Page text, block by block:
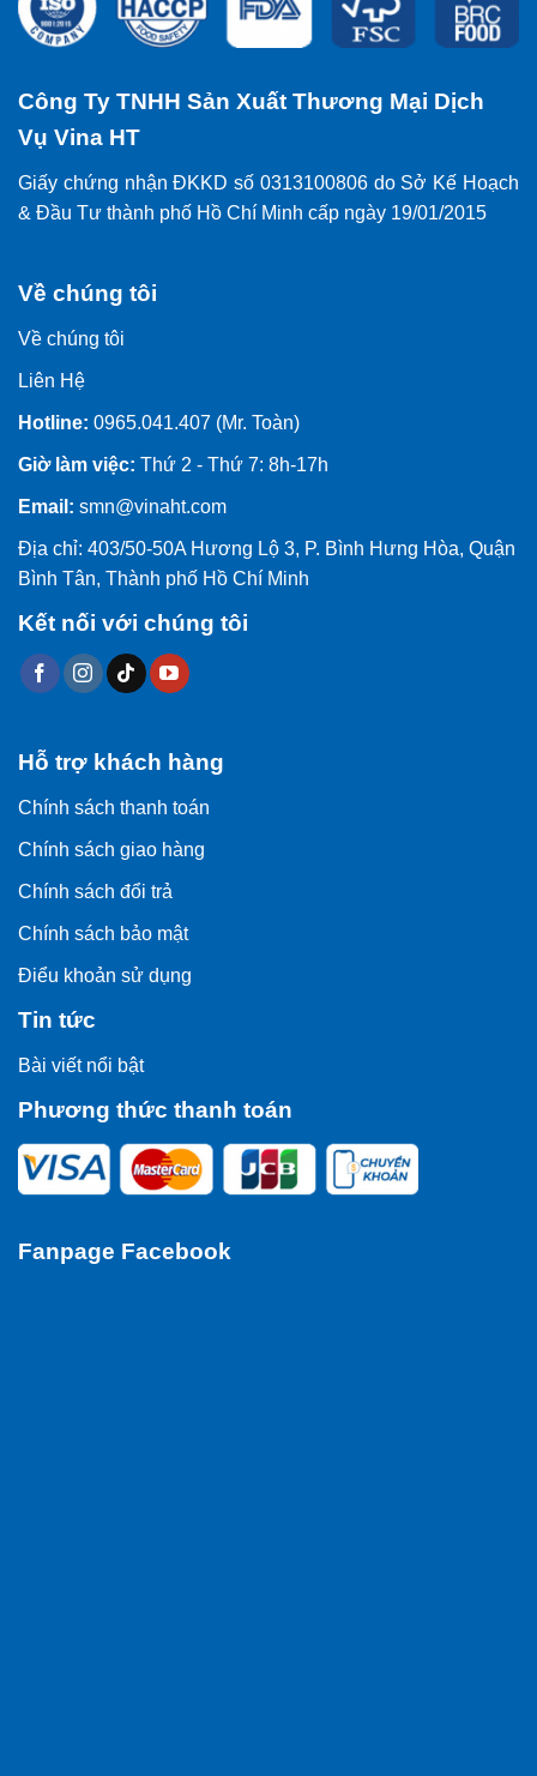
Công Ty TNHH Sản Xuất Thương Mại Dịch
Vụ Vina HT
Giấy chứng nhận ĐKKD số 0313100806 do Sở Kế Hoạch
& Đầu Tư thành phố Hồ Chí Minh cấp ngày 19/01/2015
Về chúng tôi
Về chúng tôi
Liên Hệ
Hotline: 0965.041.407 (Mr. Toàn)
Giờ làm việc: Thứ 2 - Thứ 7: 8h-17h
Email: smn@vinaht.com
Địa chỉ: 403/50-50A Hương Lộ 3, P. Bình Hưng Hòa, Quận
Bình Tân, Thành phố Hồ Chí Minh
Kết nối với chúng tôi
Hỗ trợ khách hàng
Chính sách thanh toán
Chính sách giao hàng
Chính sách đổi trả
Chính sách bảo mật
Điểu khoản sử dụng
Tin tức
Bài viết nổi bật
Phương thức thanh toán
Fanpage Facebook